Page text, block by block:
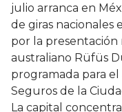
julio arranca en
de giras nacionales
por la
australiano Rüfüs
programada para
Seguros de la
La capital